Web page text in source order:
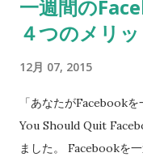
「会員限定」だったの
一週間の
４つのメリッ
12月 07, 2015
「あなたがFacebook
You Should Quit
ました。 Facebookを